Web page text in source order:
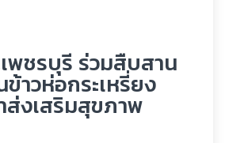
พชรบุรี ร่วมสืบสาน
าวห่อกระเหรี่ยง
งเสริมสุขภาพ